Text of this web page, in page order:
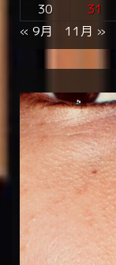
30
31
« 9月 11月 »